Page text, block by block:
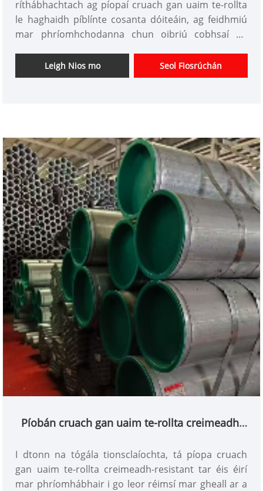
ríthábhachtach ag píopaí cruach gan uaim te-rollta
le haghaidh píblínte cosanta dóiteáin, ag feidhmiú
mar phríomhchodanna chun oibriú cobhsaí na
domhain ag Tianjin Xinlida Steel Pipe Co., Ltd. sa
ghnó píopa cruach agus tá feidhmíocht den scoth
Leigh Nios mo Seol Fiosrúchán
Píobán cruach gan uaim te-rollta creimeadh-
I dtonn na tógála tionsclaíochta, tá píopa cruach
gan uaim te-rollta creimeadh-resistant tar éis éirí
mar phríomhábhair i go leor réimsí mar gheall ar a